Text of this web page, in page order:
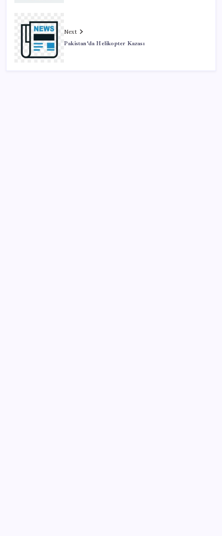
Next
Pakistan’da Helikopter Kazası